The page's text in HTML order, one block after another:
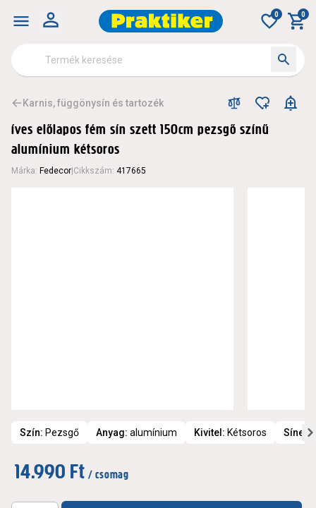
0 0
Karnis, függönysín és tartozék
íves előlapos fém sín szett 150cm pezsgő színű
alumínium kétsoros
Márka: Fedecor Cikkszám: 417665
Szín: Pezsgő Anyag: alumínium Kivitel : Kétsoros Sínek/
14.990 Ft / csomag